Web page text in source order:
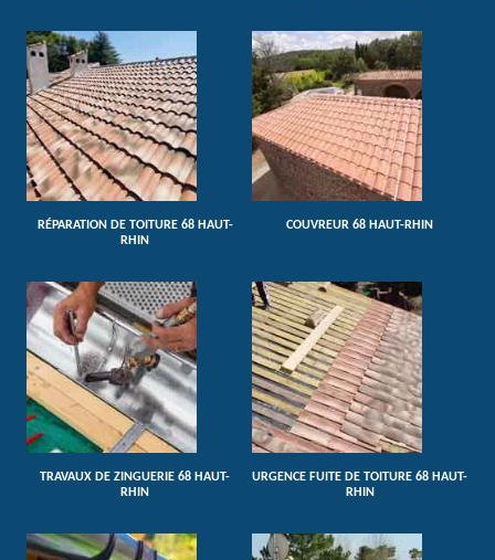
RÉPARATION DE TOITURE 68 HAUT-
RHIN
COUVREUR 68 HAUT-RHIN
TRAVAUX DE ZINGUERIE 68 HAUT-
RHIN
URGENCE FUITE DE TOITURE 68 HAUT-
RHIN